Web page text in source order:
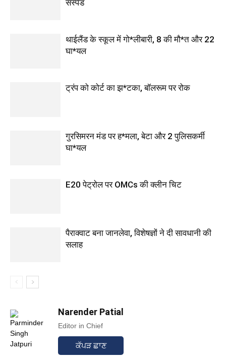
सस्पेंड
थाईलैंड के स्कूल में गो*लीबारी, 8 की मौ*त और 22
घा*यल
ट्रंप को कोर्ट का झ*टका, बॉलरूम पर रोक
गुरसिमरन मंड पर ह*मला, बेटा और 2 पुलिसकर्मी
घा*यल
E20 पेट्रोल पर OMCs की क्लीन चिट
पैराक्वाट बना जानलेवा, विशेषज्ञों ने दी सावधानी की
सलाह
Narender Patial
Editor in Chief
ਕੱਪੜ ਛਾਣ